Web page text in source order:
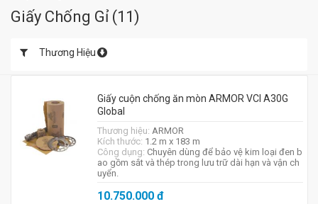
Giấy Chống Gỉ (11)
Thương Hiệu
Giấy cuộn chống ăn mòn ARMOR VCI A30G
Global
Thương hiệu: ARMOR
Kích thước: 1.2 m x 183 m
Công dụng: Chuyên dùng để bảo vệ kim loại đen b
ao gồm sắt và thép trong lưu trữ dài hạn và vận ch
uyển.
10.750.000đ